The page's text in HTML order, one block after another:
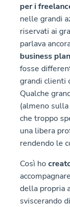
per i
nelle grandi
riservati ai
parlava
business
fosse
grandi clienti
Qualche
(almeno
che troppo
una libera
rendendo le
Così ho
della propria
sviscerando